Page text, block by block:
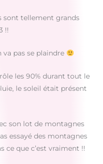
sont tellement grands
!!
va pas se plaindre
les 90% durant tout le
le soleil était présent
son lot de montagnes
essayé des montagnes
ce que c’est vraiment !!